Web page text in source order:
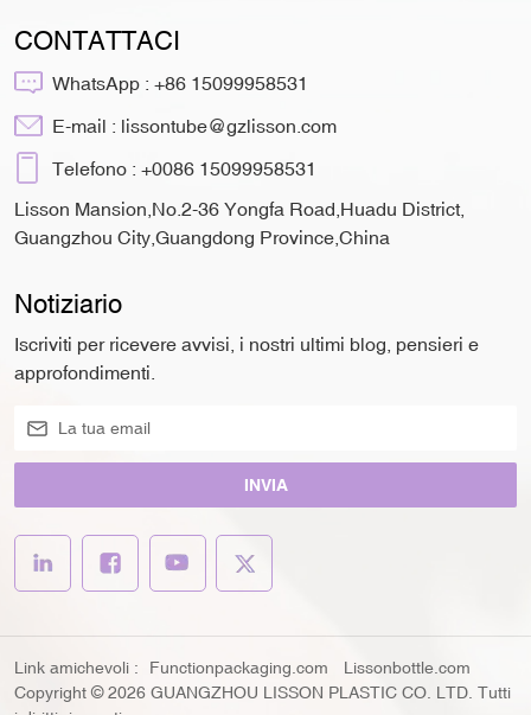
CONTATTACI
WhatsApp : +86 15099958531
E-mail : lissontube@gzlisson.com
Telefono : +0086 15099958531
Lisson Mansion,No.2-36 Yongfa Road,Huadu District,
Guangzhou City,Guangdong Province,China
Notiziario
Iscriviti per ricevere avvisi, i nostri ultimi blog, pensieri e
approfondimenti.
INVIA
Link amichevoli : Functionpackaging.com
Lissonbottle.com
Copyright © 2026 GUANGZHOU LISSON PLASTIC CO. LTD. Tutti